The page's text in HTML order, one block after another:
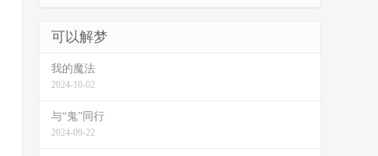
可以解梦
我的魔法
2024-10-02
与“鬼”同行
2024-09-22